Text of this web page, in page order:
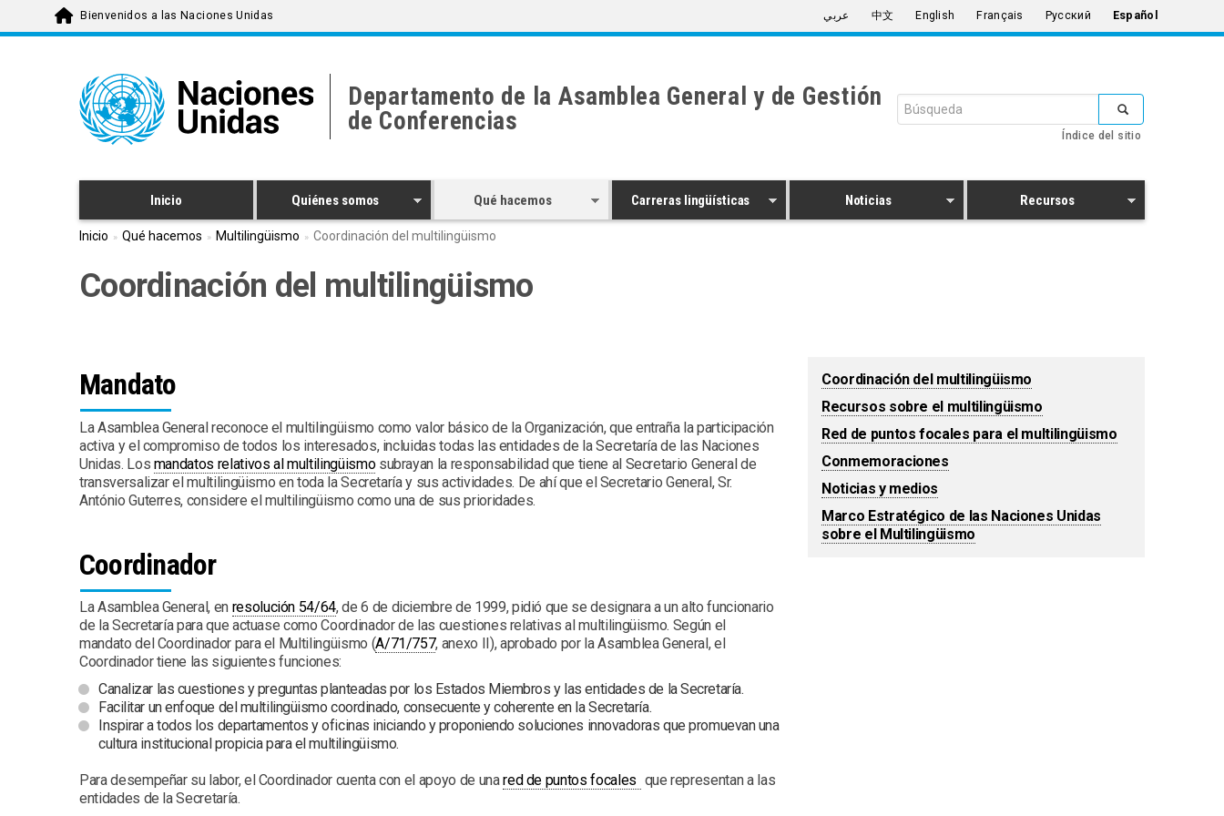
Bienvenidos a las Naciones Unidas عربي 中文 English Français Русский Español
Departamento de la Asamblea General y de Gestión
de Conferencias
Formulario
Índice del sitio
Inicio Quiénes somos Qué hacemos Carreras lingüísticas Noticias Recursos
Inicio Qué hacemos Multilingüismo Coordinación del multilingüismo
Coordinación del multilingüismo
Mandato
La Asamblea General reconoce el multilingüismo como valor básico de la Organización, que entraña la participación
activa y el compromiso de todos los interesados, incluidas todas las entidades de la Secretaría de las Naciones
Unidas. Los mandatos relativos al multilingüismosubrayan la responsabilidad que tiene al Secretario General de
transversalizar el multilingüismo en toda la Secretaría y sus actividades. De ahí que el Secretario General, Sr.
António Guterres, considere el multilingüismo como una de sus prioridades.
Coordinador
La Asamblea General, en resolución 54/64, de 6 de diciembre de 1999, pidió que se designara a un alto funcionario
de la Secretaría para que actuase como Coordinador de las cuestiones relativas al multilingüismo. Según el
mandato del Coordinador para el Multilingüismo (A/71/757, anexo II), aprobado por la Asamblea General, el
Coordinador tiene las siguientes funciones:
Canalizar las cuestiones y preguntas planteadas por los Estados Miembros y las entidades de la Secretaría.
Facilitar un enfoque del multilingüismo coordinado, consecuente y coherente en la Secretaría.
Inspirar a todos los departamentos y oficinas iniciando y proponiendo soluciones innovadoras que promuevan una
cultura institucional propicia para el multilingüismo.
Para desempeñar su labor, el Coordinador cuenta con el apoyo de unared de puntos focales PDF
que representan a las
entidades de la Secretaría.
Coordinación del multilingüismo
Recursos sobre el multilingüismo
Red de puntos focales para el multilingüismo
Conmemoraciones
Noticias y medios
Marco Estratégico de las Naciones Unidas
sobre el Multilingüismo